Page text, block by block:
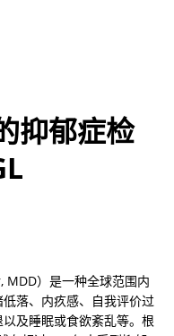
抑郁症检
）是一种全球范围内
落、内疚感、自我评价过
及睡眠或食欲紊乱等。根